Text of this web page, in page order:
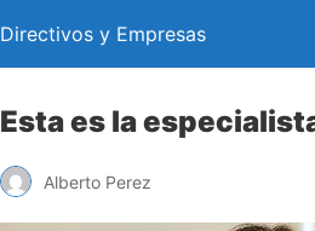
Directivos y Empresas
Esta es la
Alberto Perez